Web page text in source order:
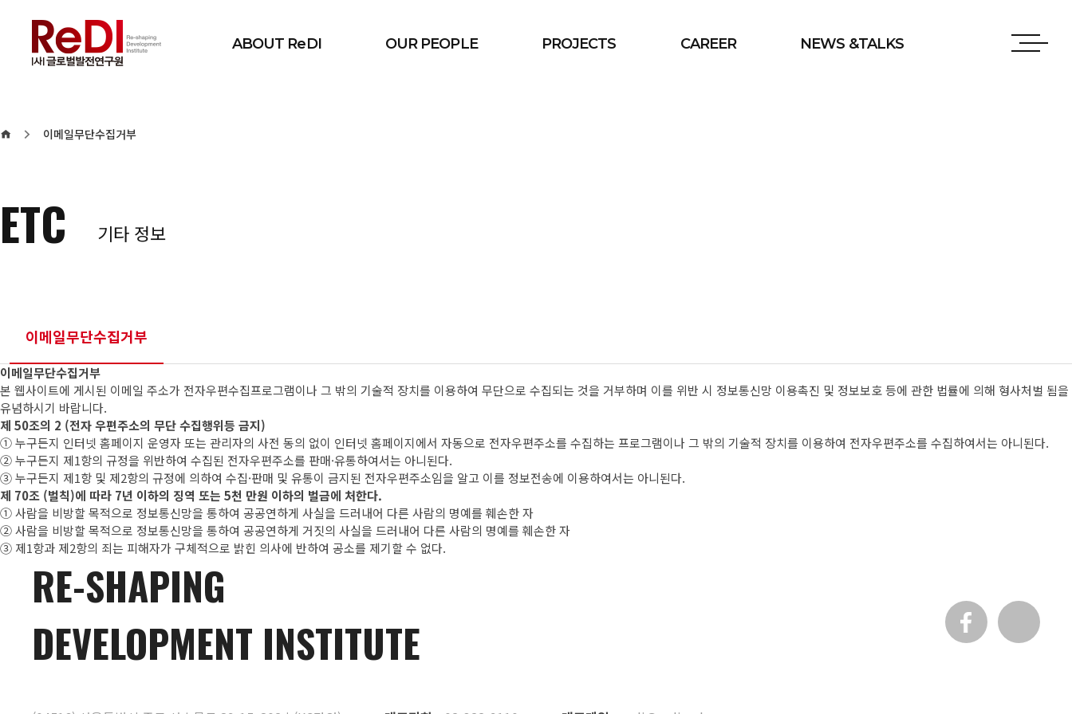
ABOUT ReDI OUR PEOPLE PROJECTS CAREER NEWS &TALKS
이메일무단수집거부
ETC 기타 정보
이메일무단수집거부
이메일무단수집거부
본 웹사이트에 게시된 이메일 주소가 전자우편수집프로그램이나 그 밖의 기술적 장치를 이용하여 무단으로 수집되는 것을 거부하며 이를 위반 시 정보통신망 이용촉진 및 정보보호 등에 관한 법률에 의해 형사처벌 됨을
유념하시기 바랍니다.
제 50조의 2 (전자 우편주소의 무단 수집행위등 금지)
① 누구든지 인터넷 홈페이지 운영자 또는 관리자의 사전 동의 없이 인터넷 홈페이지에서 자동으로 전자우편주소를 수집하는 프로그램이나 그 밖의 기술적 장치를 이용하여 전자우편주소를 수집하여서는 아니된다.
② 누구든지 제1항의 규정을 위반하여 수집된 전자우편주소를 판매·유통하여서는 아니된다.
③ 누구든지 제1항 및 제2항의 규정에 의하여 수집·판매 및 유통이 금지된 전자우편주소임을 알고 이를 정보전송에 이용하여서는 아니된다.
제 70조 (벌칙)에 따라 7년 이하의 징역 또는 5천 만원 이하의 벌금에 처한다.
① 사람을 비방할 목적으로 정보통신망을 통하여 공공연하게 사실을 드러내어 다른 사람의 명예를 훼손한 자
② 사람을 비방할 목적으로 정보통신망을 통하여 공공연하게 거짓의 사실을 드러내어 다른 사람의 명예를 훼손한 자
③ 제1항과 제2항의 죄는 피해자가 구체적으로 밝힌 의사에 반하여 공소를 제기할 수 없다.
RE-SHAPING
DEVELOPMENT INSTITUTE